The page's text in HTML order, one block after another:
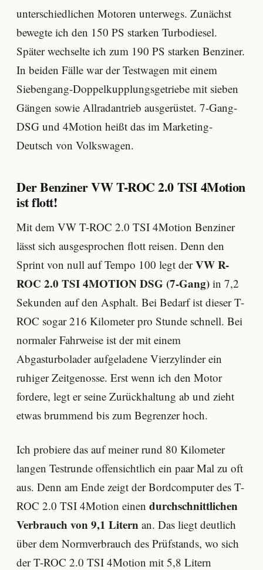
unterschiedlichen Motoren unterwegs. Zunächst
bewegte ich den 150 PS starken Turbodiesel.
Später wechselte ich zum 190 PS starken Benziner.
In beiden Fälle war der Testwagen mit einem
Siebengang-Doppelkupplungsgetriebe mit sieben
Gängen sowie Allradantrieb ausgerüstet. 7-Gang-
DSG und 4Motion heißt das im Marketing-
Deutsch von Volkswagen.
Der Benziner VW T-ROC 2.0 TSI 4Motion
ist flott!
Mit dem VW T-ROC 2.0 TSI 4Motion Benziner
lässt sich ausgesprochen flott reisen. Denn den
Sprint von null auf Tempo 100 legt derVW R-
ROC 2.0 TSI 4MOTION DSG (7-Gang) in 7,2
Sekunden auf den Asphalt. Bei Bedarf ist dieser T-
ROC sogar 216 Kilometer pro Stunde schnell. Bei
normaler Fahrweise ist der mit einem
Abgasturbolader aufgeladene Vierzylinder ein
ruhiger Zeitgenosse. Erst wenn ich den Motor
fordere, legt er seine Zurückhaltung ab und zieht
etwas brummend bis zum Begrenzer hoch.
Ich probiere das auf meiner rund 80 Kilometer
langen Testrunde offensichtlich ein paar Mal zu oft
aus. Denn am Ende zeigt der Bordcomputer des T-
ROC 2.0 TSI 4Motion einen durchschnittlichen
Verbrauch von 9,1 Litern an. Das liegt deutlich
über dem Normverbrauch des Prüfstands, wo sich
der T-ROC 2.0 TSI 4Motion mit 5,8 Litern